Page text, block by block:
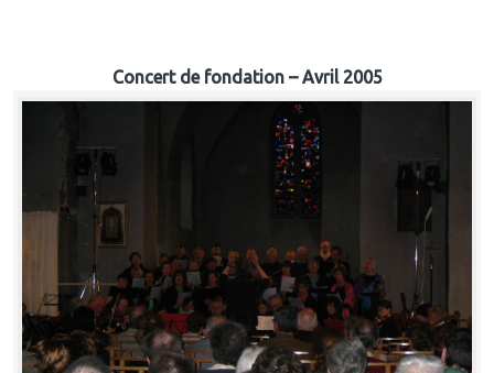
Concert de fondation – Avril 2005